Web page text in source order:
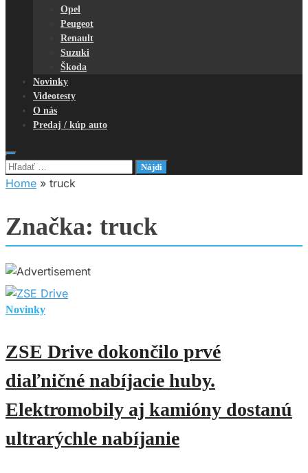
Opel
Peugeot
Renault
Suzuki
Škoda
Novinky
Videotesty
O nás
Predaj / kúp auto
Hľadať:
Home » truck
Značka: truck
Novinky
ZSE Drive dokončilo prvé
diaľničné nabíjacie huby.
Elektromobily aj kamióny dostanú
ultrarýchle nabíjanie